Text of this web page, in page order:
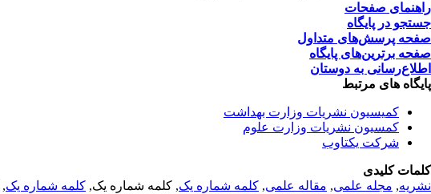
راهنمای صفحات
جستجو در پایگاه
صفحه پرسش‌های متداول
صفحه برترین‌های پایگاه
اطلاع‌رسانی به دوستان
پایگاه های مرتبط
کمیسیون نشریات وزارت بهداشت
کمسیون نشریات وزارت علوم
شرکت یکتاوب
کلمات کلیدی
نشریه, مجله علمی, مقاله علمی, کلمه شماره یک, کلمه شماره یک, کلمه شماره یک,